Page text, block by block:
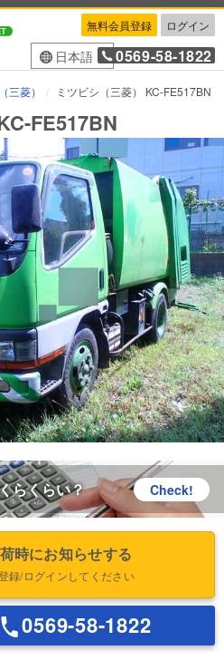
無料会員登録 ログイン
日本語 0569-58-1822
三菱） ミツビシ（三菱） KC-FE517BN
FE517BN
らくらい？ Check!
時にお知らせする
録/ログインしてください
0569-58-1822